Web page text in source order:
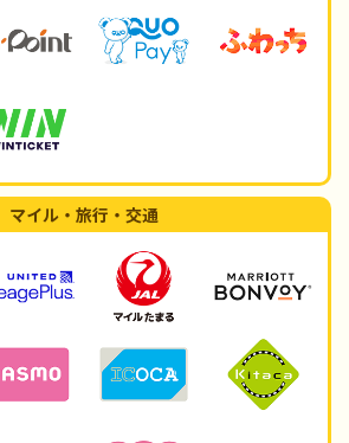
マイル・旅行・交通